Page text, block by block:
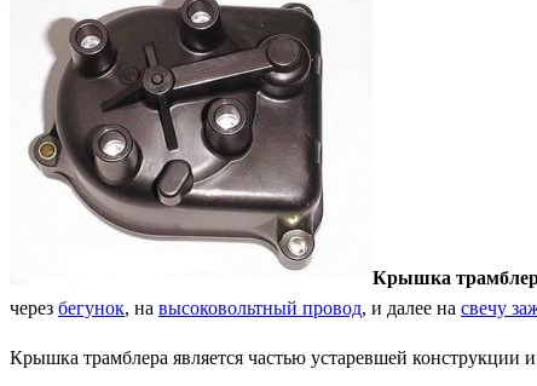
Крышка
через бегунок, на высоковольтный провод, и далее на свечу
Крышка трамблера является частью устаревшей конструкции